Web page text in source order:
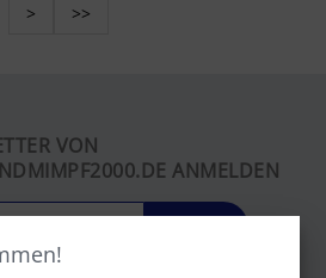
>
>>
VON
ANMELDEN